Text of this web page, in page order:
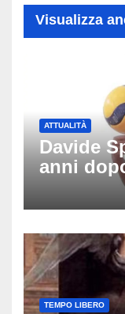
Visualizza
ATTUALITÀ
Davide
anni
amici: il
schianto
TEMPO LIBERO